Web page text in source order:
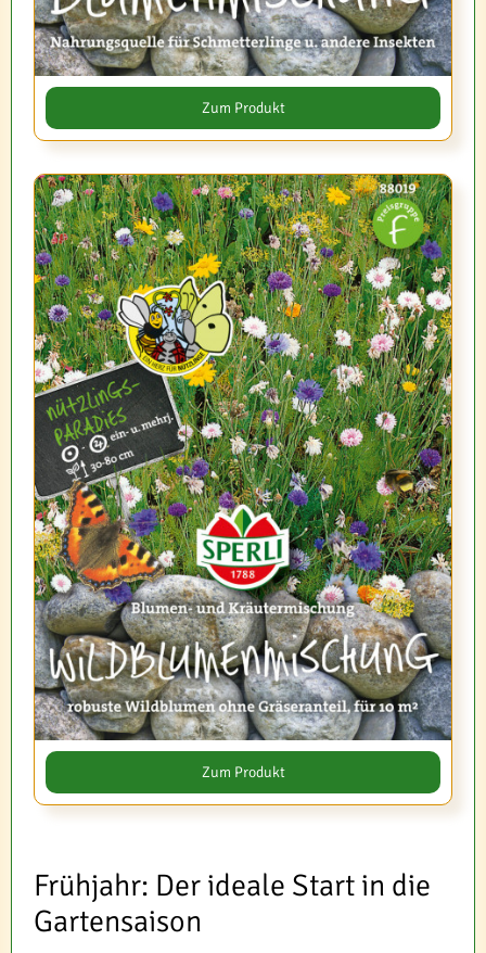
Zum Produkt
Zum Produkt
Frühjahr: Der ideale Start in die
Gartensaison